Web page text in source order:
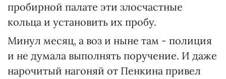
пробирной палате эти злосчастные
кольца и установить их пробу.
Минул месяц, а воз и ныне там - полиция
и не думала выполнять поручение. И даже
нарочитый нагоняй от Пенкина привел